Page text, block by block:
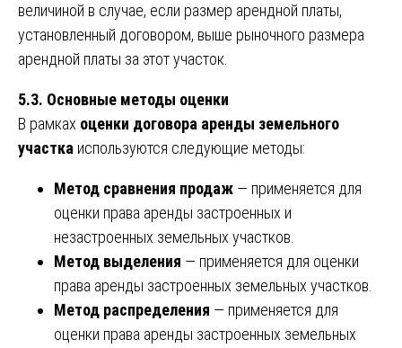
величиной в случае, если размер арендной платы,
установленный договором, выше рыночного размера
арендной платы за этот участок.
5.3. Основные методы оценки
В рамках оценки договора аренды земельного
участка используются следующие методы:
Метод сравнения продаж — применяется для
оценки права аренды застроенных и
незастроенных земельных участков.
Метод выделения — применяется для оценки
права аренды застроенных земельных участков.
Метод распределения — применяется для
оценки права аренды застроенных земельных